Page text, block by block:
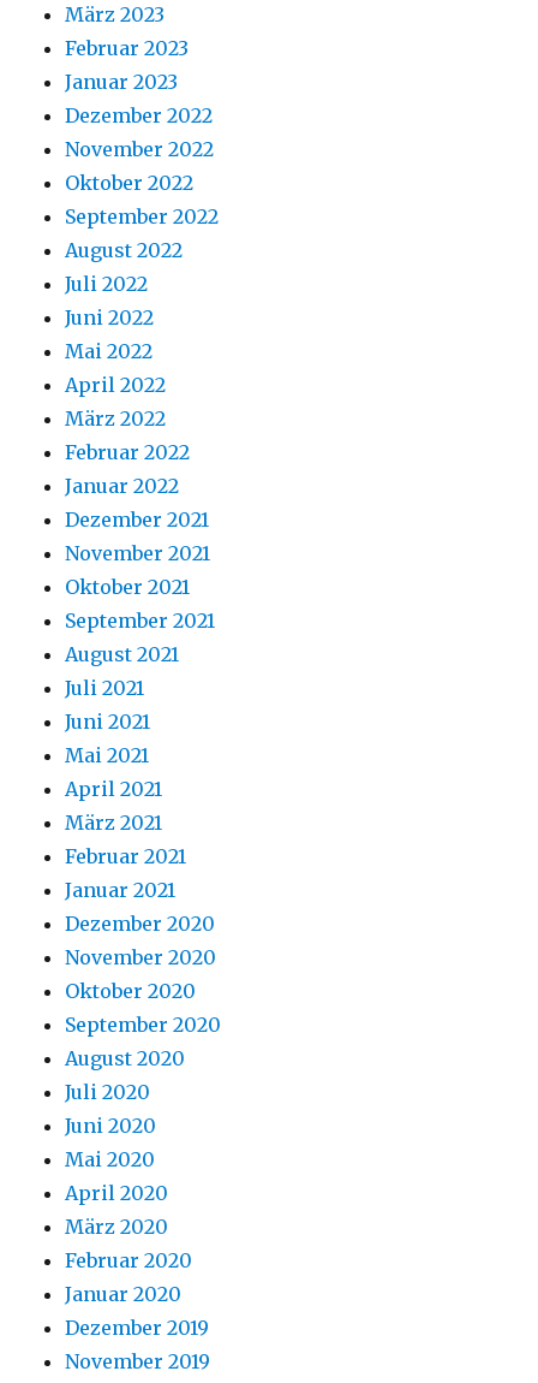
März 2023
Februar 2023
Januar 2023
Dezember 2022
November 2022
Oktober 2022
September 2022
August 2022
Juli 2022
Juni 2022
Mai 2022
April 2022
März 2022
Februar 2022
Januar 2022
Dezember 2021
November 2021
Oktober 2021
September 2021
August 2021
Juli 2021
Juni 2021
Mai 2021
April 2021
März 2021
Februar 2021
Januar 2021
Dezember 2020
November 2020
Oktober 2020
September 2020
August 2020
Juli 2020
Juni 2020
Mai 2020
April 2020
März 2020
Februar 2020
Januar 2020
Dezember 2019
November 2019